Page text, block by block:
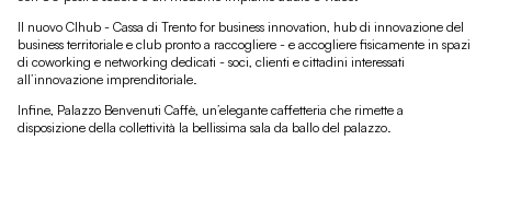
Il nuovo Clhub - Cassa di Trento for business innovation, hub di innovazione del
business territoriale e club pronto a raccogliere - e accogliere fisicamente in spazi
di coworking e networking dedicati - soci, clienti e cittadini interessati
all’innovazione imprenditoriale.
Infine, Palazzo Benvenuti Caffè, un’elegante caffetteria che rimette a
disposizione della collettività la bellissima sala da ballo del palazzo.